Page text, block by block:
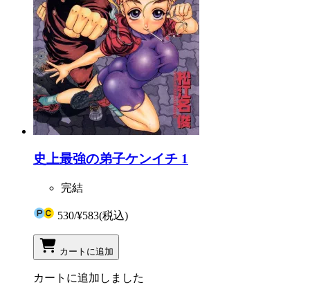
史上最強の弟子ケンイチ 1
完結
530/¥583(税込)
カートに追加
カートに追加しました